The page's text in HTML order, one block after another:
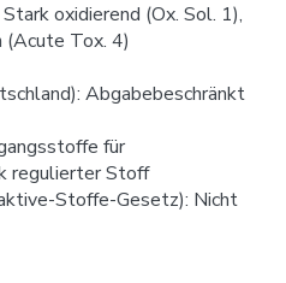
oxidierend (Ox. Sol. 1),
(Acute Tox. 4)
Abgabebeschränkt
für
regulierter Stoff
Stoffe-Gesetz): Nicht